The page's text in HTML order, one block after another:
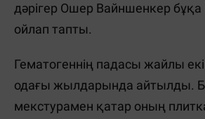
дәрігер Ошер Вайншенкер бұқа
ойлап тапты.
Гематогеннің падасы жайлы
одағы жылдарында айтылды.
мекстурамен қатар оның